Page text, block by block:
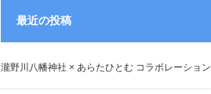
最近の投稿
瀧野川八幡神社 × あらたひとむ コラボレーション